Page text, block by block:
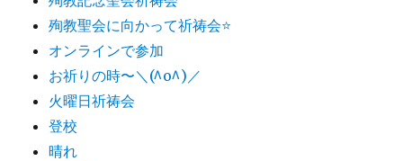
殉教聖会に向かって祈祷会⭐️
オンラインで参加
お祈りの時〜＼(^o^)／
火曜日祈祷会
登校
晴れ